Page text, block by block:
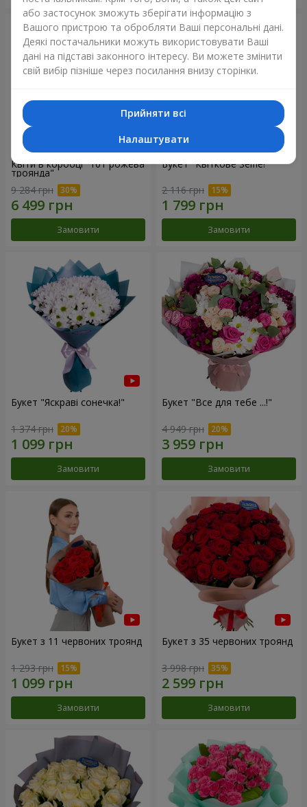
Квіти в коробці "101 рожева
троянда"
9 284 грн
Замовити
Букет "Квіткове Selfie!"
2 116 грн
Замовити
Букет "Яскраві сонечка!"
1 374 грн
Замовити
Букет "Все для тебе ...!"
4 949 грн
Замовити
Букет з 11 червоних троянд
1 293 грн
Замовити
Букет з 35 червоних троянд
3 998 грн
Замовити
або застосунок зможуть зберігати інформацію з
Вашого пристрою та обробляти Ваші персональні дані.
Деякі постачальники можуть використовувати Ваші
дані на підставі законного інтересу. Ви можете змінити
свій вибір пізніше через посилання внизу сторінки.
Прийняти всі
Налаштувати